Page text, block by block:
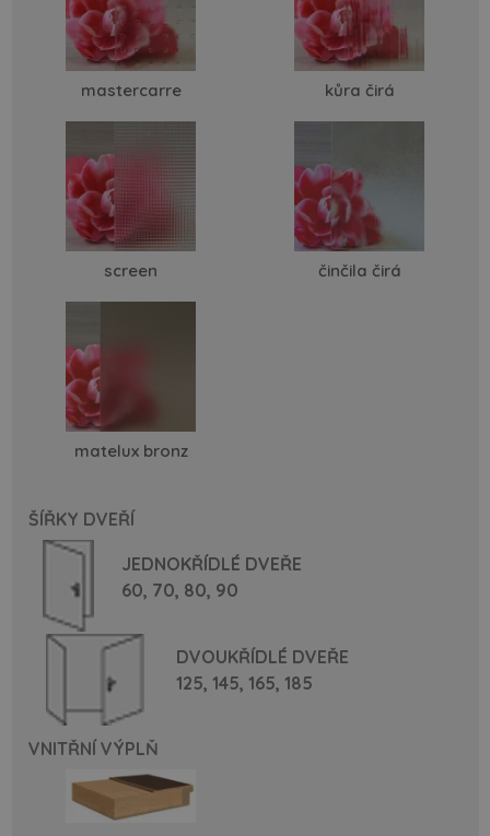
mastercarre kůra čirá
screen činčila čirá
matelux bronz
ŠÍŘKY DVEŘÍ
JEDNOKŘÍDLÉ DVEŘE
60, 70, 80, 90
DVOUKŘÍDLÉ DVEŘE
125, 145, 165, 185
VNITŘNÍ VÝPLŇ